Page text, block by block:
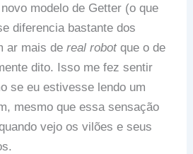
modelo de Getter (o que
diferencia bastante dos
ar mais dereal robotque o de
dito. Isso me fez sentir
se eu estivesse lendo um
mesmo que essa sensação
vejo os vilões e seus